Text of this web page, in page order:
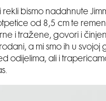
rekli bismo nadahnute
od 8,5 cm te
i tražene, govori i
a mi smo ih u svojoj
odijelima, ali i